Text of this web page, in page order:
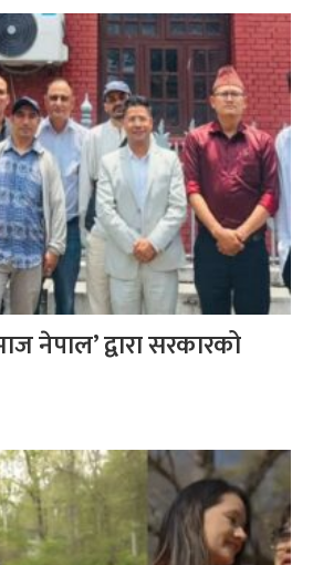
नेपाल’ द्वारा सरकारको